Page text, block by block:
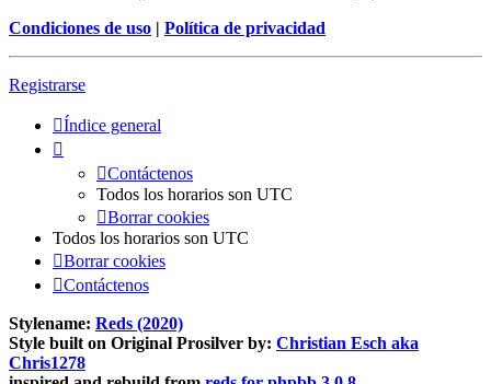
Condiciones de uso | Política de privacidad
Registrarse
Índice general
Contáctenos
Todos los horarios son UTC
Borrar cookies
Todos los horarios son UTC
Borrar cookies
Contáctenos
Stylename: Reds (2020)
Style built on Original Prosilver by: Christian Esch aka
Chris1278